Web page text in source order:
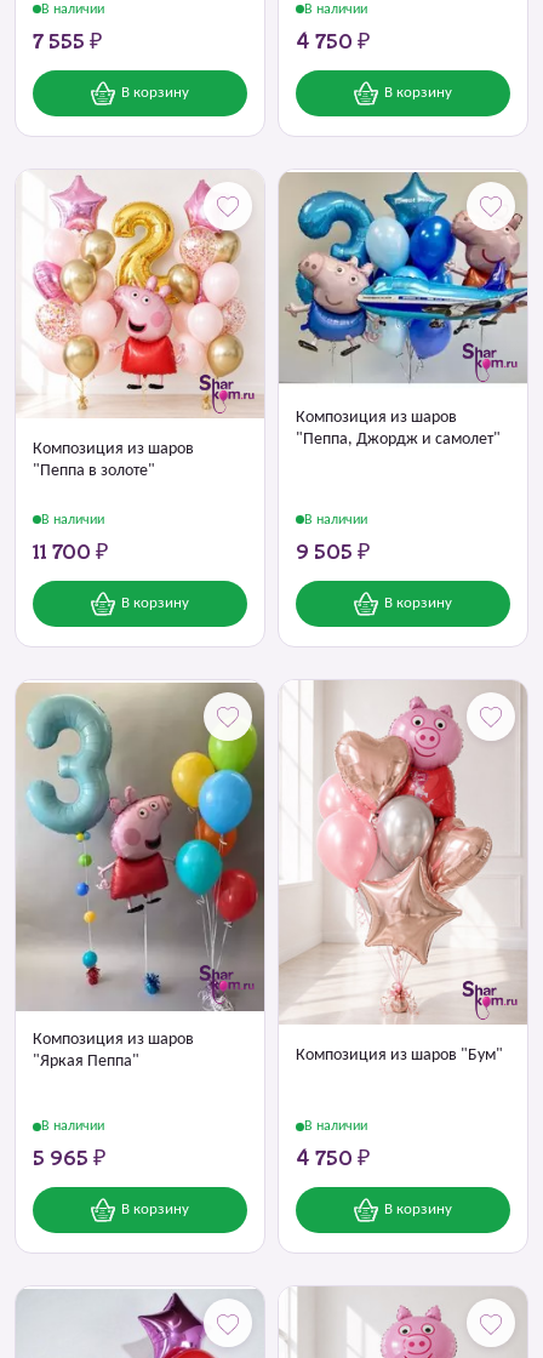
В наличии
7 555 ₽
В корзину
В наличии
4 750 ₽
В корзину
Композиция из шаров
"Пеппа в золоте"
В наличии
11 700 ₽
В корзину
Композиция из шаров
"Пеппа, Джордж и самолет"
В наличии
9 505 ₽
В корзину
Композиция из шаров
"Яркая Пеппа"
В наличии
5 965 ₽
В корзину
Композиция из шаров "Бум"
В наличии
4 750 ₽
В корзину